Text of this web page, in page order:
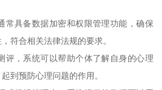
常具备数据加密和权限管理功能，确保
符合相关法律法规的要求。
评，系统可以帮助个体了解自身的心理
到预防心理问题的作用。